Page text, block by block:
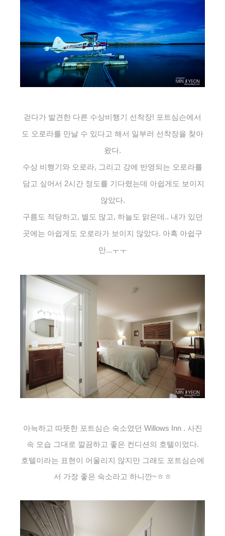
걷다가 발견한 다른 수상비행기 선착장! 포트심슨에서
도 오로라를 만날 수 있다고 해서 일부러 선착장을 찾아
왔다.
수상 비행기와 오로라, 그리고 강에 반영되는 오로라를
담고 싶어서 2시간 정도를 기다렸는데 아쉽게도 보이지
않았다.
구름도 적당하고, 별도 많고, 하늘도 맑은데.. 내가 있던
곳에는 아쉽게도 오로라가 보이지 않았다. 아흑 아쉽구
만...ㅜㅜ
아늑하고 따뜻한 포트심슨 숙소였던 Willows Inn . 사진
속 모습 그대로 깔끔하고 좋은 컨디션의 호텔이었다.
호텔이라는 표현이 어울리지 않지만 그래도 포트심슨에
서 가장 좋은 숙소라고 하니깐~ㅎㅎ